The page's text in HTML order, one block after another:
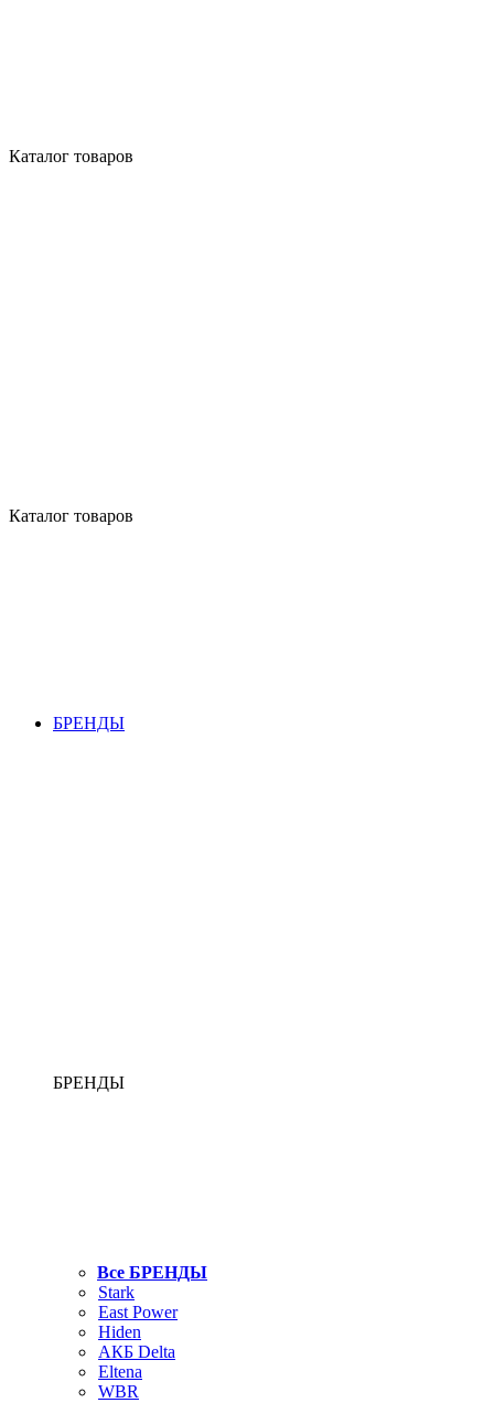
Каталог товаров
Каталог товаров
БРЕНДЫ
БРЕНДЫ
Все БРЕНДЫ
Stark
East Power
Hiden
АКБ Delta
Eltena
WBR